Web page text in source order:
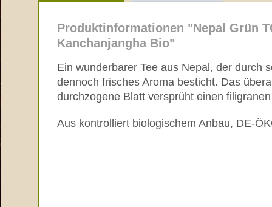
Produktinformationen "Nepal Grün
Kanchanjangha Bio"
Ein wunderbarer Tee aus Nepal, der durch
dennoch frisches Aroma besticht. Das
durchzogene Blatt versprüht einen
Aus kontrolliert biologischem Anbau, DE-